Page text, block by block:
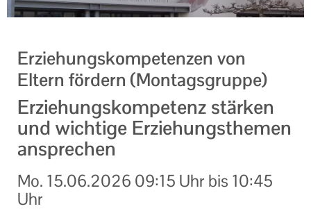
Erziehungskompetenzen von
Eltern fördern (Montagsgruppe)
Erziehungskompetenz stärken
und wichtige Erziehungsthemen
ansprechen
Mo. 15.06.2026 09:15 Uhr bis 10:45
Uhr
Willkommen
Mitglieder der KEB Kaufbeuren - Ostallgäu
Referenten
Veranstaltungen
Online-Veranstaltungen
Eltern-Kind-Gruppen